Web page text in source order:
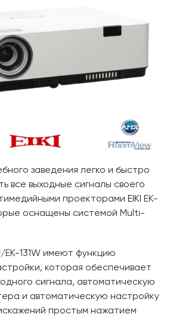
заведения легко и быстро
все выходные сигналы своего
проекторами EIKI EK-
оснащены системой Multi-
EK-131W имеют функцию
которая обеспечивает
сигнала, автоматическую
и автоматическую настройку
простым нажатием